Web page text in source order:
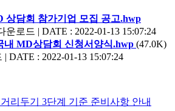
상담회 참가기업 모집 공고.hwp
운로드 | DATE : 2022-01-13 15:07:24
내 MD상담회 신청서양식.hwp (47.0K)
DATE : 2022-01-13 15:07:24
리두기 3단계 기준 준비사항 안내